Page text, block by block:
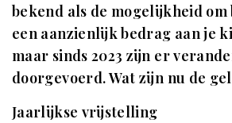
bekend als de mogelijkheid
een aanzienlijk bedrag aan je
maar sinds 2023 zijn er
doorgevoerd. Wat zijn nu de
Jaarlijkse vrijstelling